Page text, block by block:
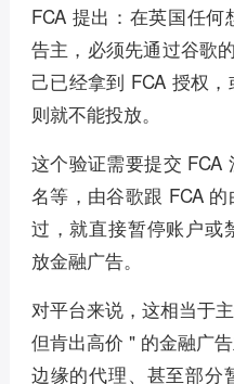
FCA 提出：在英国任
告主，必须先通过谷歌
己已经拿到 FCA 授权
则就不能投放。
这个验证需要提交 FCA
名等，由谷歌跟 FCA
过，就直接暂停账户或
放金融广告。
对平台来说，这相当于
但肯出高价 " 的金融广
边缘的代理、甚至部分